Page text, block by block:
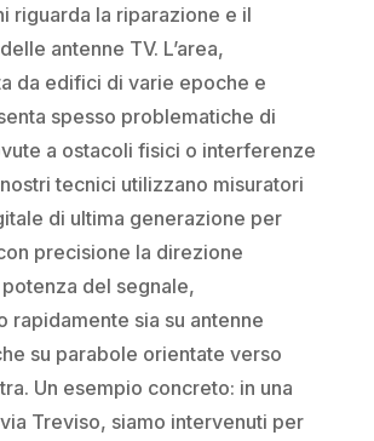
riguarda la riparazione e il
antenne TV. L’area,
da edifici di varie epoche e
spesso problematiche di
a ostacoli fisici o interferenze
tecnici utilizzano misuratori
di ultima generazione per
precisione la direzione
del segnale,
rapidamente sia su antenne
su parabole orientate verso
Un esempio concreto: in una
Treviso, siamo intervenuti per